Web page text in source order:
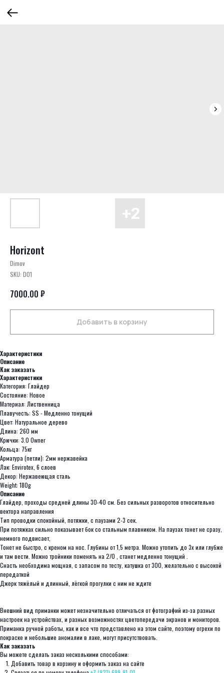
Horizont
Dimov
SKU: D01
7000.00 ₽
Добавить в корзину
Характеристики
Описание
Как заказать
Характеристики
Категория: Глайдер
Состояние: Новое
Материал: Лиственница
Плавучесть: SS - Медленно тонущий
Цвет: Натуральное дерево
Длина: 260 мм
Крючки: 3.0 Owner
Кольца: 75кг
Арматура (петли): 2мм нержавейка
Лак: Envirotex, 6 слоев
Декор: Нержавеющая сталь
Weight: 180g
Описание
Глайдер, проходы средней длины 30-40 см. Без сильных разворотов относительно
вектора направления
Тип проводки спокойный, потяжки, с паузами 2-3 сек.
При потяжках сильно показывает бок со стальным плавником. На паузах тонет не сразу,
немного подвисает,
Тонет не быстро, с креном на нос. Глубины от 1,5 метра. Можно утопить до 3х или глубже
и там вести. Можно тройники поменять на 2/0 , станет медленно тонущий .
Снасть необходима мощная, с запасом по тесту, катушка от 300, желательно с высокой
передаткой
Джерк тяжёлый и длинный, лёгкой прогулки с ним не ждите
Внешний вид приманки может незначительно отличаться от фотографий из-за разных
настроек на устройствах, и разных возможностях цветопередачи экранов и мониторов.
Приманка ручной работы, как и все что представлено на этом сайте, поэтому огрехи по
покраске и небольшие аномалии в лаке, могут присутствовать.
Как заказать
Вы можете сделать заказ несколькими способами:
Добавить товар в корзину и оформить заказ на сайте